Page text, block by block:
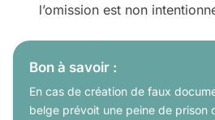
l’omission est non
Bon à savoir :
En cas de création de faux
belge prévoit une peine de prison